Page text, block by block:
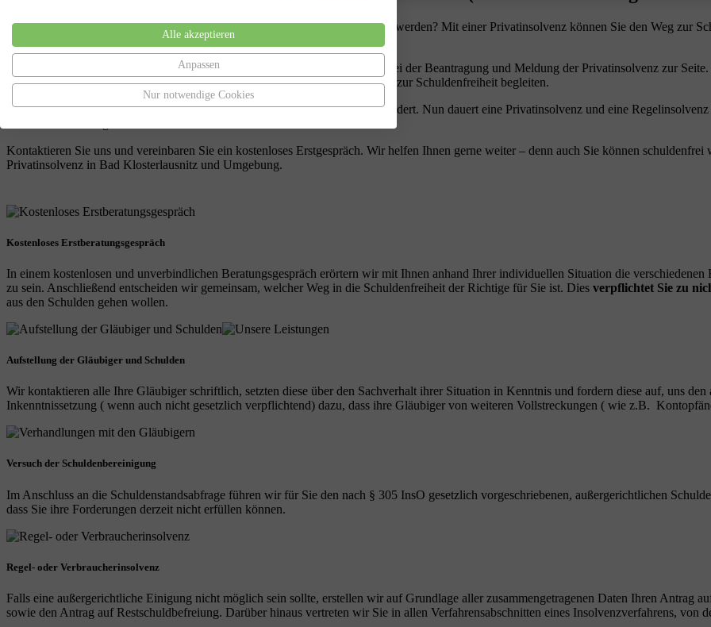
Sie sind in Bad Klosterlausnitz und haben Schulden? Sie wollen schuldenfrei werden? Mit einer Privatinsolvenz können Sie den Weg zur
Unser Anwalt für Insolvenzrecht, mit über 15 Jahren Erfahrung, steht Ihnen bei der Beantragung und Meldung der Privatinsolvenz zur
geben wir Ihnen die notwendige Unterstützung und können Sie auf dem Weg zur Schuldenfreiheit begleiten.
Seit dem 17. Dezember 2020 wurde das Gesetz für eine Privatinsolvenz verändert. Nun dauert eine Privatinsolvenz und eine
Kontaktieren Sie uns und vereinbaren Sie ein kostenloses Erstgespräch. Wir helfen Ihnen gerne weiter – denn auch Sie können
Privatinsolvenz in Bad Klosterlausnitz und Umgebung.
Kostenloses Erstberatungsgespräch
In einem kostenlosen und unverbindlichen Beratungsgespräch erörtern wir mit Ihnen anhand Ihrer individuellen Situation die
zu sein. Anschließend entscheiden wir gemeinsam, welcher Weg in die Schuldenfreiheit der Richtige für Sie ist. Dies verpflichtet Sie zu
aus den Schulden gehen wollen.
Aufstellung der Gläubiger und Schulden
Wir kontaktieren alle Ihre Gläubiger schriftlich, setzten diese über den Sachverhalt ihrer Situation in Kenntnis und fordern diese auf, uns
Inkenntnissetzung ( wenn auch nicht gesetzlich verpflichtend) dazu, dass ihre Gläubiger von weiteren Vollstreckungen ( wie z.B.
Versuch der Schuldenbereinigung
Im Anschluss an die Schuldenstandsabfrage führen wir für Sie den nach § 305 InsO gesetzlich vorgeschriebenen, außergerichtlichen
dass Sie ihre Forderungen derzeit nicht erfüllen können.
Regel- oder Verbraucherinsolvenz
Falls eine außergerichtliche Einigung nicht möglich sein sollte, erstellen wir auf Grundlage aller zusammengetragenen Daten Ihren Antrag
sowie den Antrag auf Restschuldbefreiung. Darüber hinaus vertreten wir Sie in allen Verfahrensabschnitten eines Insolvenzverfahrens, von
Alle akzeptieren
Anpassen
Nur notwendige Cookies